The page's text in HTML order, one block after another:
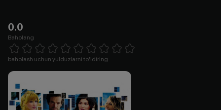
0.0
Baholang
1 Star 2 Stars 3 Stars 4 Stars5 Stars 6 Stars7 Stars8 Stars
baholash uchun yulduzlarni to'ldiring